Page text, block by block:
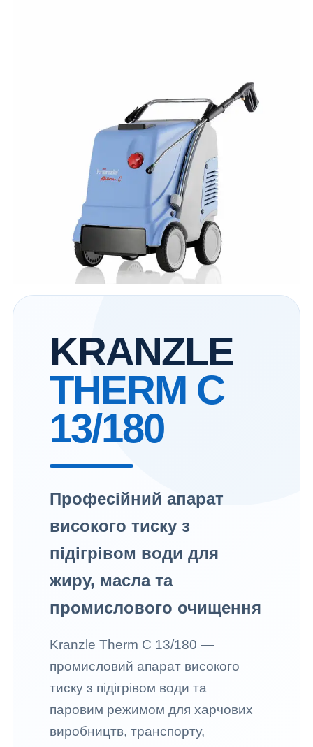
KRANZLE
THERM C
13/180
Професійний апарат
високого тиску з
підігрівом води для
жиру, масла та
промислового очищення
Kranzle Therm C 13/180 —
промисловий апарат високого
тиску з підігрівом води та
паровим режимом для харчових
виробництв, транспорту,